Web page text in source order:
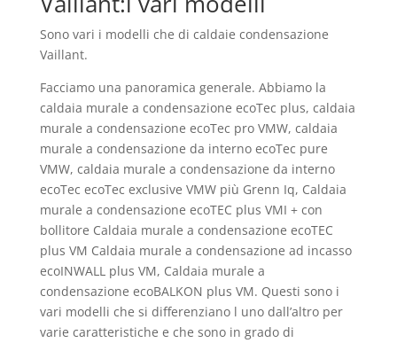
Sono vari i modelli che di caldaie condensazione
Vaillant.
Facciamo una panoramica generale. Abbiamo la
caldaia murale a condensazione ecoTec plus, caldaia
murale a condensazione ecoTec pro VMW, caldaia
murale a condensazione da interno ecoTec pure
VMW, caldaia murale a condensazione da interno
ecoTec ecoTec exclusive VMW più Grenn Iq, Caldaia
murale a condensazione ecoTEC plus VMI + con
bollitore Caldaia murale a condensazione ecoTEC
plus VM Caldaia murale a condensazione ad incasso
ecoINWALL plus VM, Caldaia murale a
condensazione ecoBALKON plus VM. Questi sono i
vari modelli che si differenziano l uno dall’altro per
varie caratteristiche e che sono in grado di